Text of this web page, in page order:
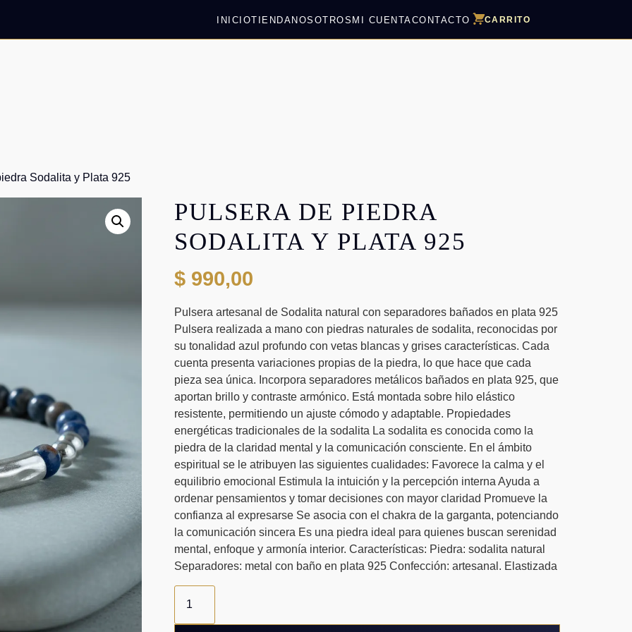
INICIOTIENDANOSOTROS MI CUENTACONTACTO CARRITO
Sodalita y Plata 925
PULSERA DE PIEDRA
SODALITA Y PLATA 925
$990,00
Pulsera artesanal de Sodalita natural con separadores bañados en plata 925
Pulsera realizada a mano con piedras naturales de sodalita, reconocidas por
su tonalidad azul profundo con vetas blancas y grises características. Cada
cuenta presenta variaciones propias de la piedra, lo que hace que cada
pieza sea única. Incorpora separadores metálicos bañados en plata 925, que
aportan brillo y contraste armónico. Está montada sobre hilo elástico
resistente, permitiendo un ajuste cómodo y adaptable. Propiedades
energéticas tradicionales de la sodalita La sodalita es conocida como la
piedra de la claridad mental y la comunicación consciente. En el ámbito
espiritual se le atribuyen las siguientes cualidades: Favorece la calma y el
equilibrio emocional Estimula la intuición y la percepción interna Ayuda a
ordenar pensamientos y tomar decisiones con mayor claridad Promueve la
confianza al expresarse Se asocia con el chakra de la garganta, potenciando
la comunicación sincera Es una piedra ideal para quienes buscan serenidad
mental, enfoque y armonía interior. Características: Piedra: sodalita natural
Separadores: metal con baño en plata 925 Confección: artesanal. Elastizada
Pulsera
Sodalita